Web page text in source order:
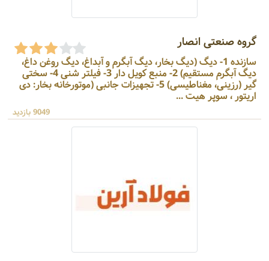
گروه صنعتی انصار
سازنده 1- دیگ (دیگ بخار، دیگ آبگرم و آبداغ، دیگ روغن داغ،
دیگ آبگرم مستقیم) 2- منبع کویل دار 3- فیلتر شنی 4- سختی
گیر (رزینی، مغناطیسی) 5- تجهیزات جانبی (موتورخانه بخار: دی
اریتور ، سوپر هیت ...
9049 بازدید